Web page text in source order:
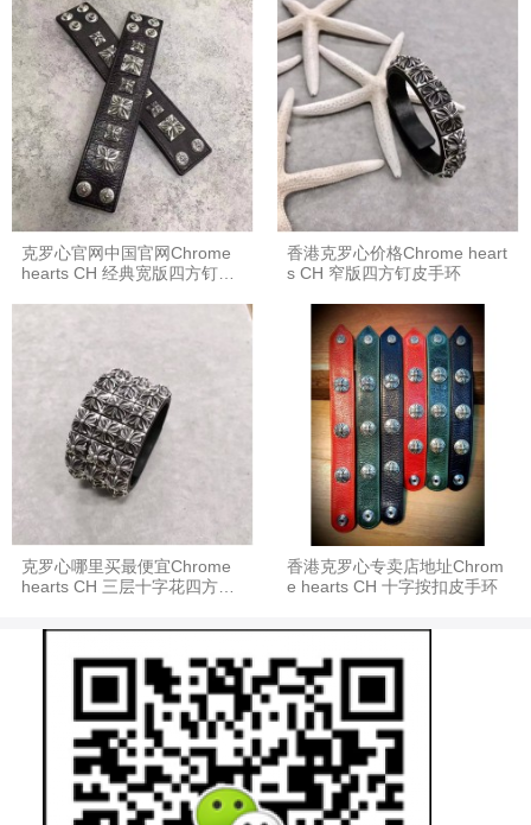
克罗心官网中国官网Chrome
hearts CH 经典宽版四方钉皮
香港克罗心价格Chrome heart
s CH 窄版四方钉皮手环
克罗心哪里买最便宜Chrome
hearts CH 三层十字花四方钉
香港克罗心专卖店地址Chrom
e hearts CH 十字按扣皮手环